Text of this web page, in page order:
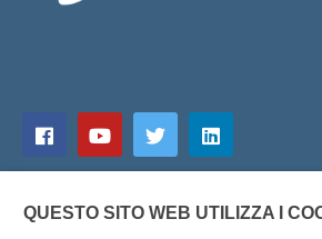
QUESTO SITO WEB UTILIZZA I